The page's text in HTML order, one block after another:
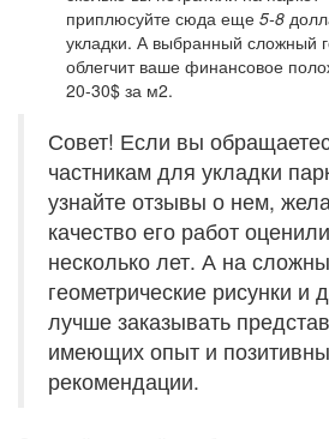
приплюсуйте сюда еще 5-8
укладки. А выбранный сложный
облегчит ваше финансовое
20-30$ за м2.
Совет! Если вы
частникам для укладки
узнайте отзывы о нем,
качество его работ
несколько лет. А на
геометрические рисунки и
лучше заказывать
имеющих опыт и
рекомендации.